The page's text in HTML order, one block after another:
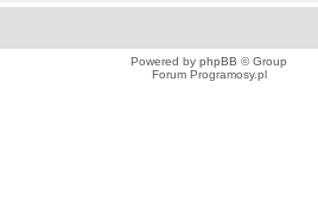
Powered by phpBB © Group
Forum Programosy.pl